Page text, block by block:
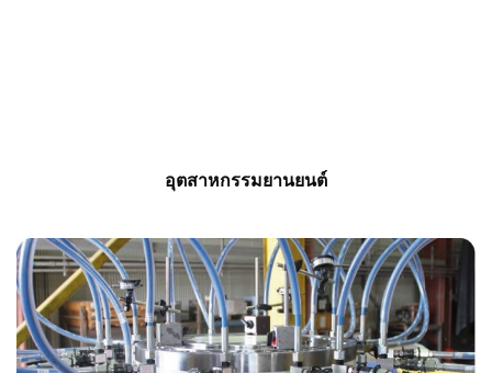
อุตสาหกรรมยานยนต์